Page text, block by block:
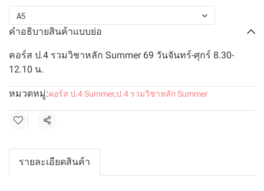
A5
คำอธิบายสินค้าแบบย่อ
คอร์ส ป.4 รวมวิชาหลัก Summer 69 วันจันทร์-ศุกร์ 8.30-
12.10 น.
หมวดหมู่:คอร์ส ป.4 Summer,ป.4 รวมวิชาหลัก Summer
แชร์
รายละเอียดสินค้า